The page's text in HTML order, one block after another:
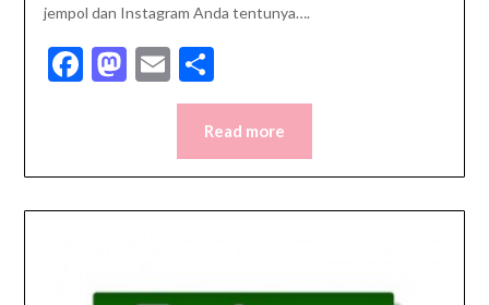
jempol dan Instagram Anda tentunya….
Facebook
Mastodon
EmailShare
Read more